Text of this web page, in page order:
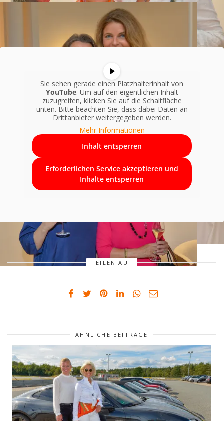
Sie sehen gerade einen Platzhalterinhalt von
YouTube. Um auf den eigentlichen Inhalt
zuzugreifen, klicken Sie auf die Schaltfläche
unten. Bitte beachten Sie, dass dabei Daten an
Drittanbieter weitergegeben werden.
Mehr Informationen
Inhalt entsperren
Erforderlichen Service akzeptieren und
Inhalte entsperren
TEILEN AUF
ÄHNLICHE BEITRÄGE